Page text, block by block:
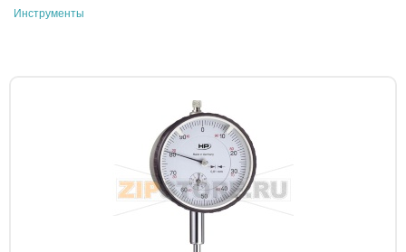
Инструменты